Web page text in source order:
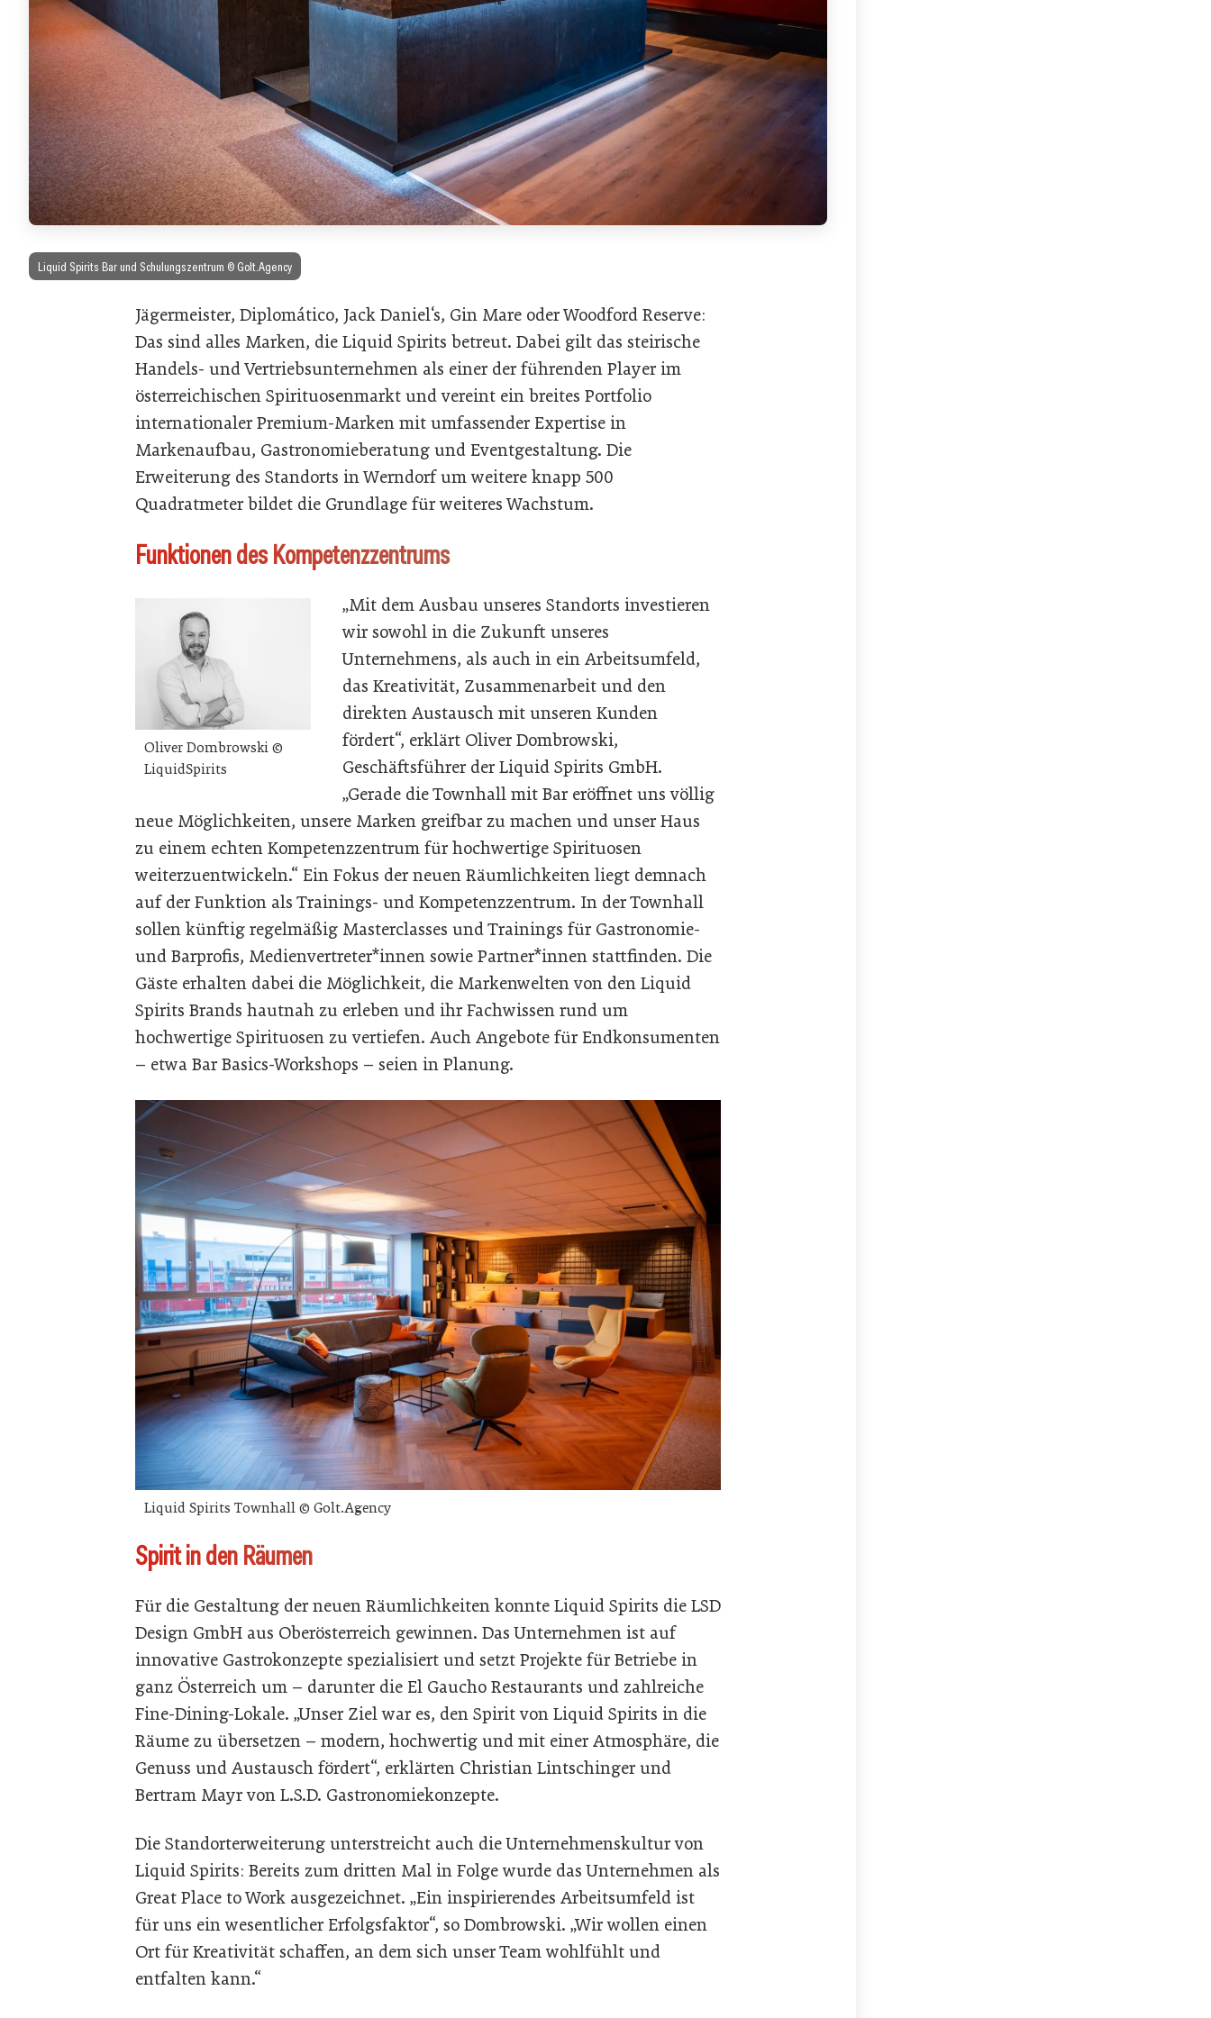
Liquid Spirits Bar und Schulungszentrum © Golt.Agency
Jägermeister, Diplomático, Jack Daniel‘s, Gin Mare oder Woodford Reserve:
Das sind alles Marken, die Liquid Spirits betreut. Dabei gilt das steirische
Handels- und Vertriebsunternehmen als einer der führenden Player im
österreichischen Spirituosenmarkt und vereint ein breites Portfolio
internationaler Premium-Marken mit umfassender Expertise in
Markenaufbau, Gastronomieberatung und Eventgestaltung. Die
Erweiterung des Standorts in Werndorf um weitere knapp 500
Quadratmeter bildet die Grundlage für weiteres Wachstum.
Funktionen des Kompetenzzentrums
Oliver Dombrowski ©
LiquidSpirits
„Mit dem Ausbau unseres Standorts investieren
wir sowohl in die Zukunft unseres
Unternehmens, als auch in ein Arbeitsumfeld,
das Kreativität, Zusammenarbeit und den
direkten Austausch mit unseren Kunden
fördert“, erklärt Oliver Dombrowski,
Geschäftsführer der Liquid Spirits GmbH.
„Gerade die Townhall mit Bar eröffnet uns völlig
neue Möglichkeiten, unsere Marken greifbar zu machen und unser Haus
zu einem echten Kompetenzzentrum für hochwertige Spirituosen
weiterzuentwickeln.“ Ein Fokus der neuen Räumlichkeiten liegt demnach
auf der Funktion als Trainings- und Kompetenzzentrum. In der Townhall
sollen künftig regelmäßig Masterclasses und Trainings für Gastronomie-
und Barprofis, Medienvertreter*innen sowie Partner*innen stattfinden. Die
Gäste erhalten dabei die Möglichkeit, die Markenwelten von den Liquid
Spirits Brands hautnah zu erleben und ihr Fachwissen rund um
hochwertige Spirituosen zu vertiefen. Auch Angebote für Endkonsumenten
– etwa Bar Basics-Workshops – seien in Planung.
Liquid Spirits Townhall © Golt.Agency
Spirit in den Räumen
Für die Gestaltung der neuen Räumlichkeiten konnte Liquid Spirits die LSD
Design GmbH aus Oberösterreich gewinnen. Das Unternehmen ist auf
innovative Gastrokonzepte spezialisiert und setzt Projekte für Betriebe in
ganz Österreich um – darunter die El Gaucho Restaurants und zahlreiche
Fine-Dining-Lokale. „Unser Ziel war es, den Spirit von Liquid Spirits in die
Räume zu übersetzen – modern, hochwertig und mit einer Atmosphäre, die
Genuss und Austausch fördert“, erklärten Christian Lintschinger und
Bertram Mayr von L.S.D. Gastronomiekonzepte.
Die Standorterweiterung unterstreicht auch die Unternehmenskultur von
Liquid Spirits: Bereits zum dritten Mal in Folge wurde das Unternehmen als
Great Place to Work ausgezeichnet. „Ein inspirierendes Arbeitsumfeld ist
für uns ein wesentlicher Erfolgsfaktor“, so Dombrowski. „Wir wollen einen
Ort für Kreativität schaffen, an dem sich unser Team wohlfühlt und
entfalten kann.“